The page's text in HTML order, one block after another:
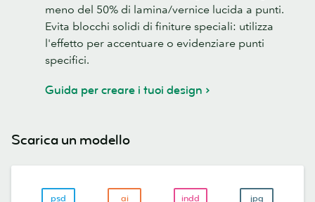
meno del 50% di lamina/vernice lucida a punti.
Evita blocchi solidi di finiture speciali: utilizza
l'effetto per accentuare o evidenziare punti
specifici.
Guida per creare i tuoi design
Scarica un modello